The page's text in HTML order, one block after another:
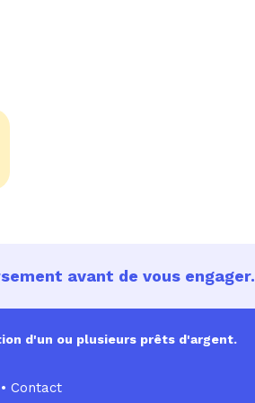
avant de vous engager.
d'un ou plusieurs prêts d'argent.
Contact